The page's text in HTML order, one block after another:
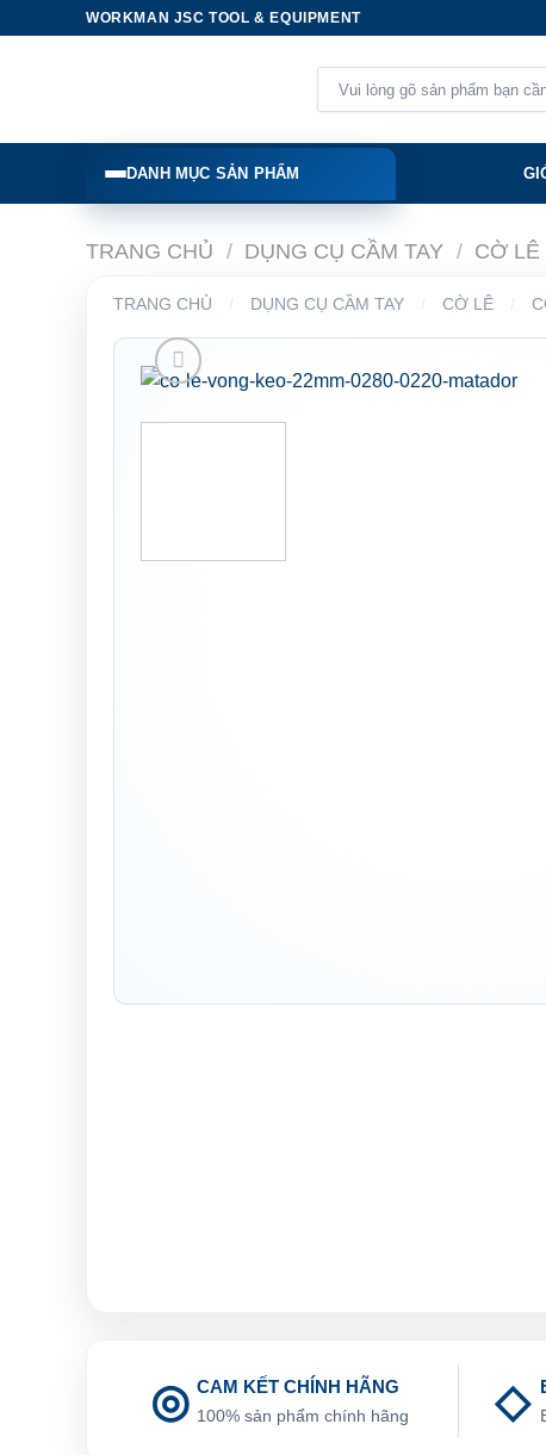
WORKMAN JSC TOOL & EQUIPMENT
kiếm:
DANH MỤC SẢN PHẨM
TRANG CHỦ / DỤNG CỤ CẦM TAY / CỜ LÊ
TRANG CHỦ DỤNG CỤ CẦM TAY CỜ LÊ
CAM KẾT CHÍNH HÃNG
100% sản phẩm chính hãng